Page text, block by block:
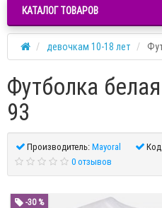
КАТАЛОГ ТОВАРОВ
девочкам 10-18 лет
Футболка
93
Производитель:Mayoral
0 отзывов
-30 %